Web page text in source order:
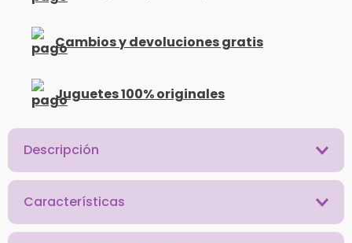
Cambios y devoluciones gratis
Juguetes 100% originales
Descripción
Características